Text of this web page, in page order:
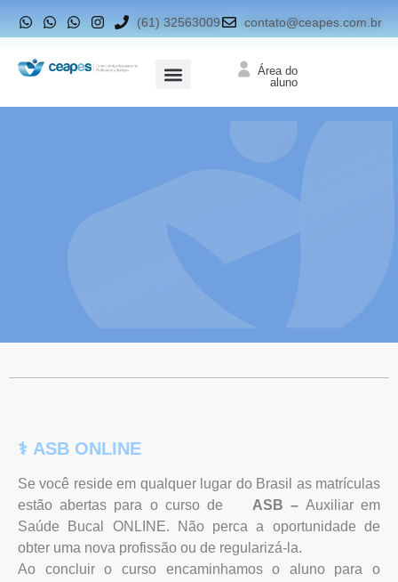
(61) 32563009 contato@ceapes.com.br
Área do
aluno
⚕︎ ASB ONLINE
Se você reside em qualquer lugar do Brasil as matrículas
estão abertas para o curso de ASB – Auxiliar em
Saúde Bucal ONLINE. Não perca a oportunidade de
obter uma nova profissão ou de regularizá-la.
Ao concluir o curso encaminhamos o aluno para o